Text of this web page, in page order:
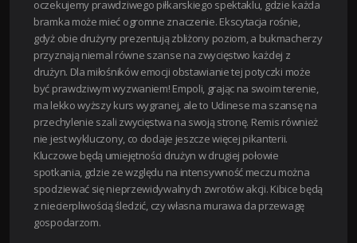
oczekujemy prawdziwego piłkarskiego spektaklu, gdzie każda
bramka może mieć ogromne znaczenie. Ekscytacja rośnie,
gdyż obie drużyny prezentują zbliżony poziom, a bukmacherzy
przyznają niemal równe szanse na zwycięstwo każdej z
drużyn. Dla miłośników emocji obstawianie tej potyczki może
być prawdziwym wyzwaniem! Empoli, grając na swoim terenie,
ma lekko wyższy kurs wygranej, ale to Udinese ma szansę na
przechylenie szali zwycięstwa na swoją stronę. Remis również
nie jest wykluczony, co dodaje jeszcze więcej pikanterii.
Kluczowe będą umiejętności drużyn w drugiej połowie
spotkania, gdzie ze względu na intensywność meczu można
spodziewać się nieprzewidywalnych zwrotów akcji. Kibice będą
z niecierpliwością śledzić, czy własna murawa da przewagę
gospodarzom.